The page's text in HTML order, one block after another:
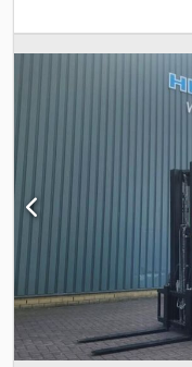
,
PS), Motorenhersteller:
246 cm Abmessungen
Duasfx Aipock Zustand
Bereifung hinten: 0
weitere Informationen